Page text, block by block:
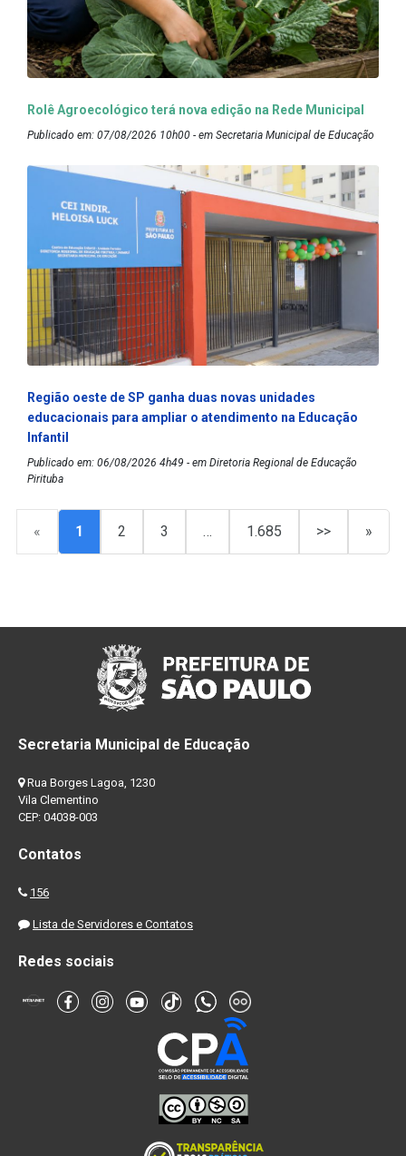
Rolê Agroecológico terá nova edição na Rede Municipal
Publicado em: 07/08/2026 10h00 - em Secretaria Municipal de Educação
Região oeste de SP ganha duas novas unidades
educacionais para ampliar o atendimento na Educação
Infantil
Publicado em: 06/08/2026 4h49 - em Diretoria Regional de Educação
Pirituba
« 1 2 3 … 1.685 >> »
Secretaria Municipal de Educação
Rua Borges Lagoa, 1230
Vila Clementino
CEP: 04038-003
Contatos
156
Lista de Servidores e Contatos
Redes sociais